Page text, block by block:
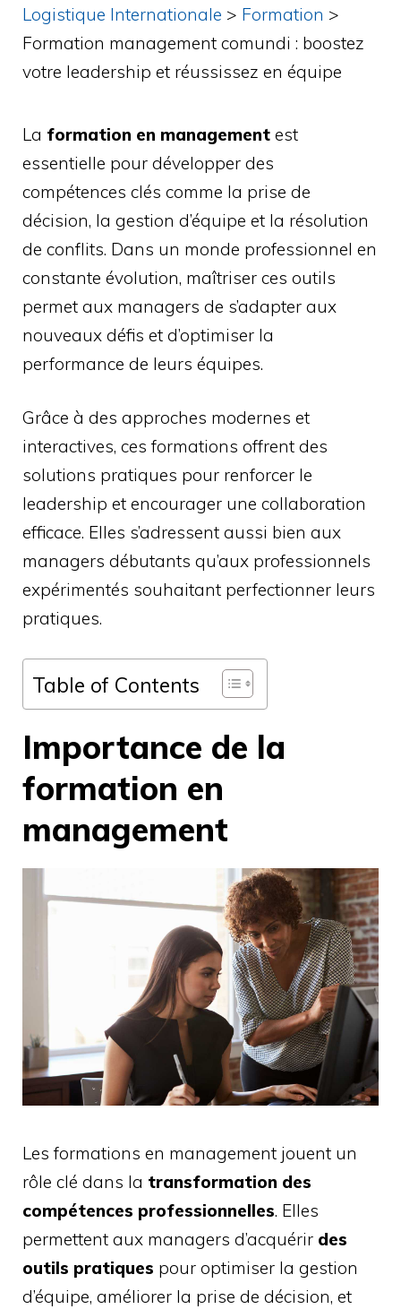
Logistique Internationale > Formation >
Formation management comundi : boostez
votre leadership et réussissez en équipe
La formation en management est
essentielle pour développer des
compétences clés comme la prise de
décision, la gestion d’équipe et la résolution
de conflits. Dans un monde professionnel en
constante évolution, maîtriser ces outils
permet aux managers de s’adapter aux
nouveaux défis et d’optimiser la
performance de leurs équipes.
Grâce à des approches modernes et
interactives, ces formations offrent des
solutions pratiques pour renforcer le
leadership et encourager une collaboration
efficace. Elles s’adressent aussi bien aux
managers débutants qu’aux professionnels
expérimentés souhaitant perfectionner leurs
pratiques.
Table of Contents
Importance de la
formation en
management
Les formations en management jouent un
rôle clé dans la transformation des
compétences professionnelles. Elles
permettent aux managers d’acquérir des
outils pratiques pour optimiser la gestion
d’équipe, améliorer la prise de décision, et